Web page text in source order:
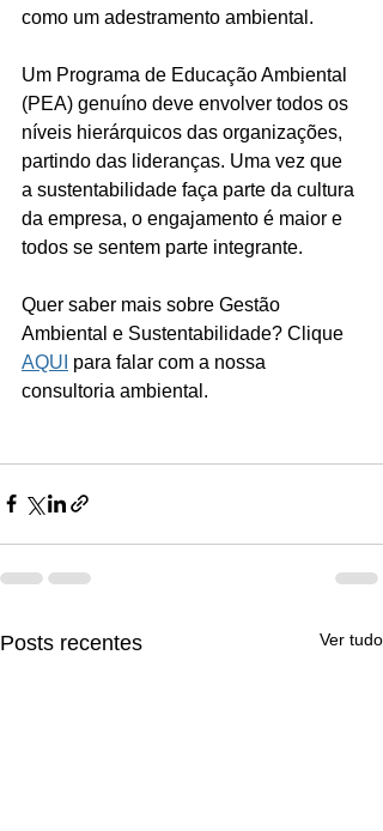
como um adestramento ambiental.
Um Programa de Educação Ambiental
(PEA) genuíno deve envolver todos os
níveis hierárquicos das organizações,
partindo das lideranças. Uma vez que
a sustentabilidade faça parte da cultura
da empresa, o engajamento é maior e
todos se sentem parte integrante.
Quer saber mais sobre Gestão
Ambiental e Sustentabilidade? Clique
AQUI para falar com a nossa
consultoria ambiental.
Posts recentes Ver tudo